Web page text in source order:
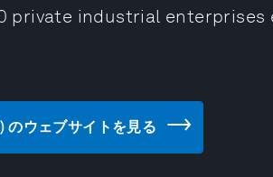
private industrial enterprises
ウェブサイトを見る